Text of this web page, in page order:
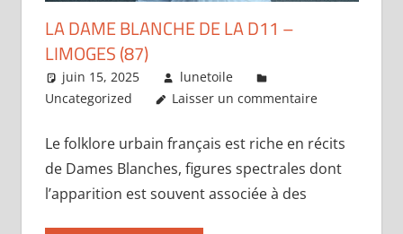
LA DAME BLANCHE DE LA D11 –
LIMOGES (87)
juin 15, 2025
lunetoile
Uncategorized
Laisser un commentaire
Le folklore urbain français est riche en récits
de Dames Blanches, figures spectrales dont
l’apparition est souvent associée à des